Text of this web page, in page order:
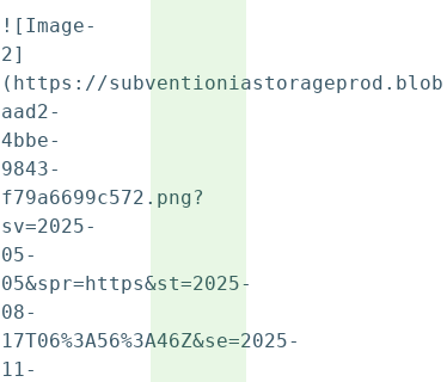
![Image-
2]
(https://
aad2-
4bbe-
9843-
f79a6699c572.png?
sv=2025-
05-
05&spr=https&st=2025-
08-
17T06%3A56%3A46Z&se=2025-
11-